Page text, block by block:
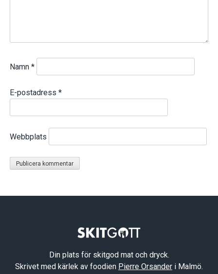
Namn *
E-postadress *
Webbplats
Din plats för skitgod mat och dryck.
Skrivet med kärlek av foodien Pierre Orsander i Malmö.